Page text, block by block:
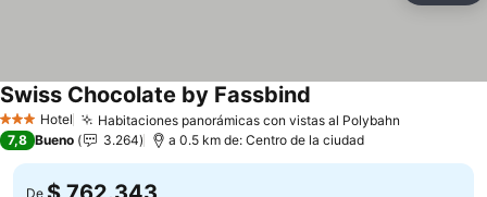
3 Estrellas
Hotel Habitaciones panorámicas con vistas al Polybahn
Swiss Chocolate by Fassbind
7,8 Bueno 3.264 a 0.5 km de: Centro de la ciudad
De